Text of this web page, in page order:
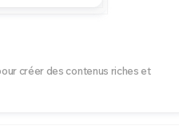
créer des contenus riches et